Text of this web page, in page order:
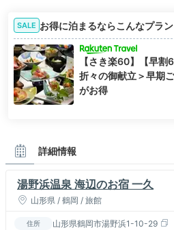
SALE お得に泊まるならこんなプラン
【さき楽60】【早
折々の御献立＞早期
がお得
詳細情報
湯野浜温泉 海辺のお宿 一久
山形県 / 鶴岡 / 旅館
住所 山形県鶴岡市湯野浜1-10-29